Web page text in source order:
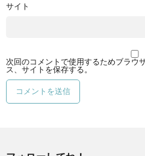
サイト
次回のコメントで使用するためブラウ
ス、サイトを保存する。